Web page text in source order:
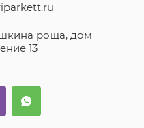
роща, дом
13